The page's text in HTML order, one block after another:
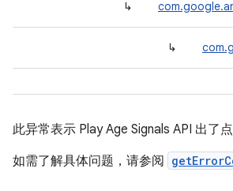
↳
↳
此异常表示 Play Age Signals API 出了点
如需了解具体问题，请参阅